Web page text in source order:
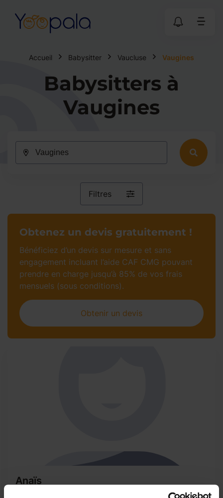
Accueil Babysitter Vaucluse Vaugines
Babysitters à
Vaugines
Filtres
Anaïs
Obtenez un devis gratuitement !
Bénéficiez d’un devis sur mesure et sans
engagement incluant l’aide CAF CMG pouvant
prendre en charge jusqu’à 85% de vos frais
mensuels (sous conditions).
Obtenir un devis